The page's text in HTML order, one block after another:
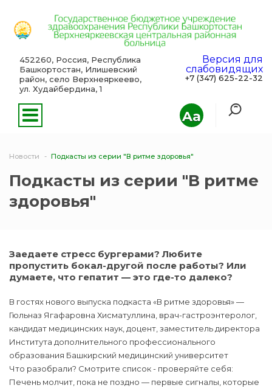
Aa
452260, Россия, Республика
Башкортостан, Илишевский
район, село Верхнеяркеево,
ул. Худайбердина, 1
Версия для
слабовидящих
+7 (347) 625-22-32
Новости Подкасты из серии "В ритме здоровья"
Подкасты из серии "В ритме
здоровья"
Заедаете стресс бургерами? Любите
пропустить бокал-другой после работы? Или
думаете, что гепатит — это где-то далеко?
В гостях нового выпуска подкаста «В ритме здоровья» —
Гюльназ Ягафаровна Хисматуллина, врач-гастроэнтеролог,
кандидат медицинских наук, доцент, заместитель директора
Института дополнительного профессионального
образования Башкирский медицинский университет
Что разобрали? Смотрите список - проверяйте себя:
Печень молчит, пока не поздно — первые сигналы, которые